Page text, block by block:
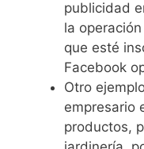
publicidad
la
que esté
Facebook
Otro
empresario
productos,